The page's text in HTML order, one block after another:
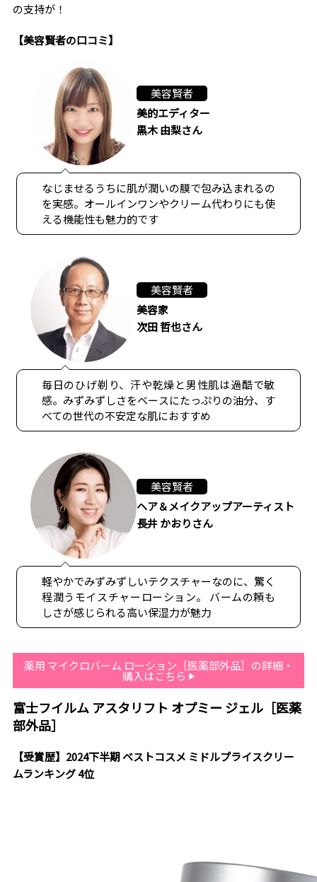
の支持が！
【美容賢者の口コミ】
美容賢者
美的エディター
黒木 由梨さん
なじませるうちに肌が潤いの膜で包み込まれるの
を実感。オールインワンやクリーム代わりにも使
える機能性も魅力的です
美容賢者
美容家
次田 哲也さん
毎日のひげ剃り、汗や乾燥と男性肌は過酷で敏
感。みずみずしさをベースにたっぷりの油分、す
べての世代の不安定な肌におすすめ
美容賢者
ヘア＆メイクアップアーティスト
長井 かおりさん
軽やかでみずみずしいテクスチャーなのに、驚く
程潤うモイスチャーローション。 バームの頼も
しさが感じられる高い保湿力が魅力
薬用 マイクロバーム ローション［医薬部外品］の詳細・
購入はこちら
富士フイルム アスタリフト オプミー ジェル［医薬
部外品］
【受賞歴】2024下半期 ベストコスメ ミドルプライスクリー
ムランキング 4位